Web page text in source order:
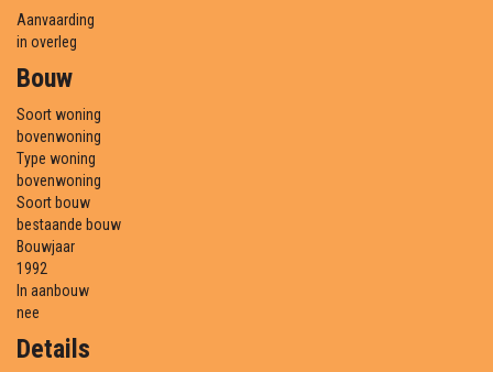
Aanvaarding
in overleg
Bouw
Soort woning
bovenwoning
Type woning
bovenwoning
Soort bouw
bestaande bouw
Bouwjaar
1992
In aanbouw
nee
Details